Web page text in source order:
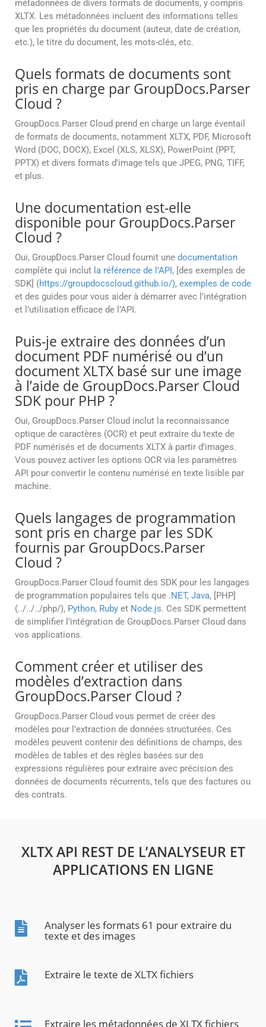
métadonnées de divers formats de documents, y compris
XLTX. Les métadonnées incluent des informations telles
que les propriétés du document (auteur, date de création,
etc.), le titre du document, les mots-clés, etc.
Quels formats de documents sont
pris en charge par GroupDocs.Parser
Cloud ?
GroupDocs.Parser Cloud prend en charge un large éventail
de formats de documents, notamment XLTX, PDF, Microsoft
Word (DOC, DOCX), Excel (XLS, XLSX), PowerPoint (PPT,
PPTX) et divers formats d’image tels que JPEG, PNG, TIFF,
et plus.
Une documentation est-elle
disponible pour GroupDocs.Parser
Cloud ?
Oui, GroupDocs.Parser Cloud fournit une documentation
complète qui inclut la référence de l’API, [des exemples de
SDK] (https://groupdocscloud.github.io/), exemples de code
et des guides pour vous aider à démarrer avec l’intégration
et l’utilisation efficace de l’API.
Puis-je extraire des données d’un
document PDF numérisé ou d’un
document XLTX basé sur une image
à l’aide de GroupDocs.Parser Cloud
SDK pour PHP ?
Oui, GroupDocs.Parser Cloud inclut la reconnaissance
optique de caractères (OCR) et peut extraire du texte de
PDF numérisés et de documents XLTX à partir d’images.
Vous pouvez activer les options OCR via les paramètres
API pour convertir le contenu numérisé en texte lisible par
machine.
Quels langages de programmation
sont pris en charge par les SDK
fournis par GroupDocs.Parser
Cloud ?
GroupDocs.Parser Cloud fournit des SDK pour les langages
de programmation populaires tels que .NET, Java, [PHP]
(../../../php/), Python, Ruby et Node.js. Ces SDK permettent
de simplifier l’intégration de GroupDocs.Parser Cloud dans
vos applications.
Comment créer et utiliser des
modèles d’extraction dans
GroupDocs.Parser Cloud ?
GroupDocs.Parser Cloud vous permet de créer des
modèles pour l’extraction de données structurées. Ces
modèles peuvent contenir des définitions de champs, des
modèles de tables et des règles basées sur des
expressions régulières pour extraire avec précision des
données de documents récurrents, tels que des factures ou
des contrats.
XLTX API REST DE L’ANALYSEUR ET
APPLICATIONS EN LIGNE
Analyser les formats 61 pour extraire du
texte et des images
Extraire le texte de XLTX fichiers
Extraire les métadonnées de XLTX fichiers